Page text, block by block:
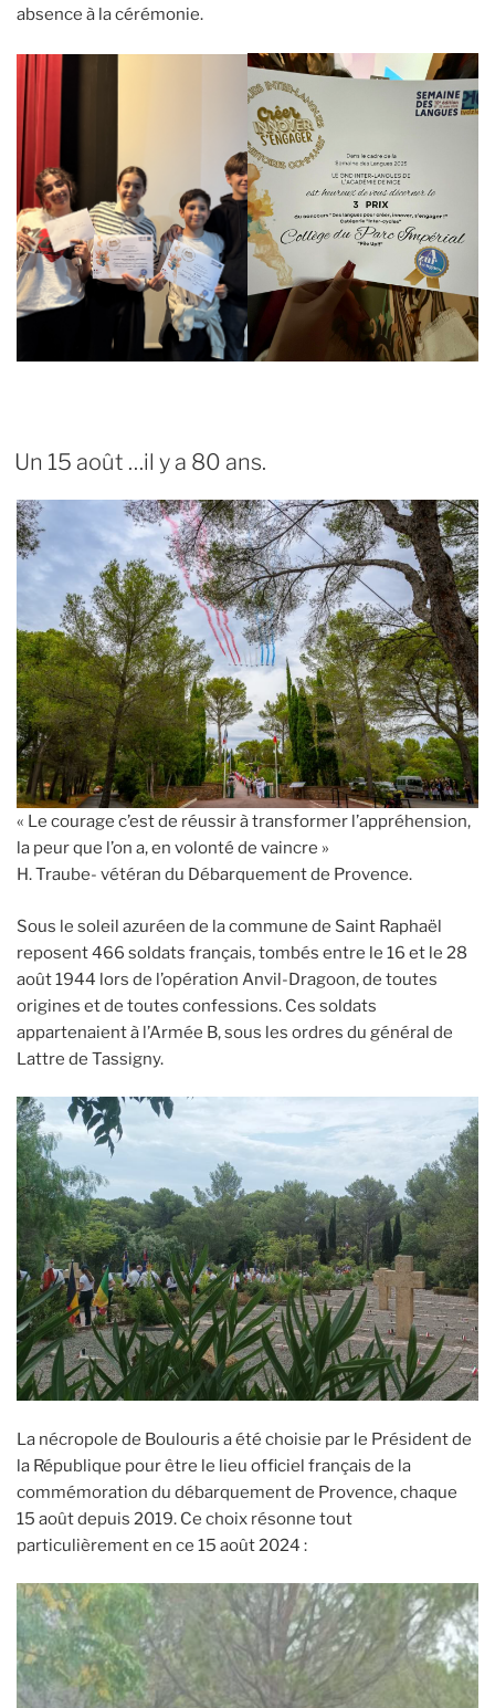
absence à la cérémonie.
Un 15 août …il y a 80 ans.
« Le courage c’est de réussir à transformer l’appréhension,
la peur que l’on a, en volonté de vaincre »
H. Traube- vétéran du Débarquement de Provence.
Sous le soleil azuréen de la commune de Saint Raphaël
reposent 466 soldats français, tombés entre le 16 et le 28
août 1944 lors de l’opération Anvil-Dragoon, de toutes
origines et de toutes confessions. Ces soldats
appartenaient à l’Armée B, sous les ordres du général de
Lattre de Tassigny.
La nécropole de Boulouris a été choisie par le Président de
la République pour être le lieu officiel français de la
commémoration du débarquement de Provence, chaque
15 août depuis 2019. Ce choix résonne tout
particulièrement en ce 15 août 2024 :